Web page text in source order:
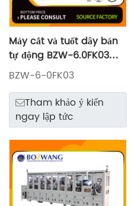
Máy cắt và tuốt dây bán
tự động BZW-6.0FK03
FAKRA
BZW-6-0FK03
Tham khảo ý kiến ​​
ngay lập tức